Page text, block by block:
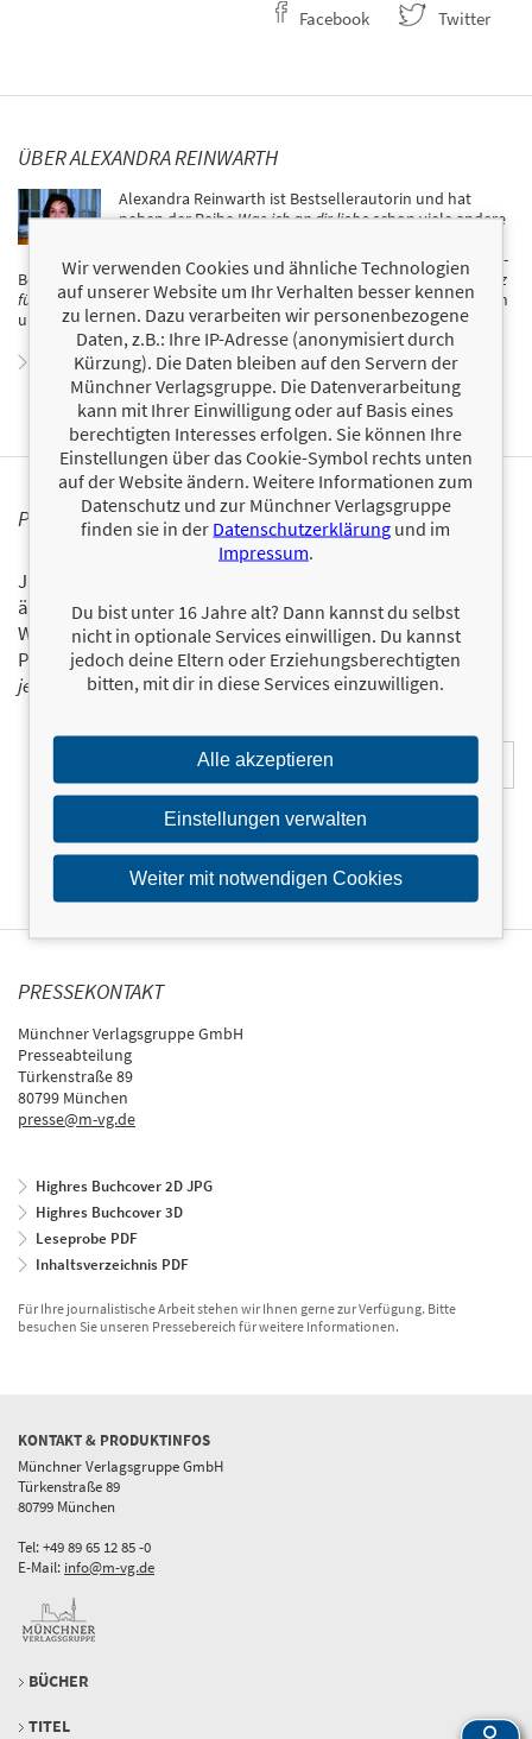
Facebook Twitter
ÜBER ALEXANDRA REINWARTH
Alexandra Reinwarth ist Bestsellerautorin und hat
neben der ReiheWas ich an dir liebeschon viele andere
geschrieben. Dazu gehören auch die aktuellenSPIEGEL -
Bestseller Am Arsch vorbei geht auch ein Wegund Das Leben ist zu kurz
für später . Sie lebt mit ihrer Familie in Valencia, wo sie als Produzentin
und Autorin tätig ist.
Zum Profil von Alexandra Reinwarth
PERSONALISIERTE PRODUKTINFORMATIONEN
Ja, ich will über interessante Neuerscheinungen und
ähnliche Produkte informiert werden.
Wir halten Sie per E-Mail auf dem aktuellen Stand über das
Programm der Münchner Verlagsgruppe.Tragen Sie sich
jetzt ein!
PRESSEKONTAKT
Münchner Verlagsgruppe GmbH
Presseabteilung
Türkenstraße 89
80799 München
presse@m-vg.de
Highres Buchcover 2D JPG
Highres Buchcover 3D
Leseprobe PDF
Inhaltsverzeichnis PDF
Für Ihre journalistische Arbeit stehen wir Ihnen gerne zur Verfügung. Bitte
besuchen Sie unseren Pressebereich für weitere Informationen.
KONTAKT & PRODUKTINFOS
Münchner Verlagsgruppe GmbH
Türkenstraße 89
80799 München
Tel: +49 89 65 12 85 -0
E-Mail: info@m-vg.de
BÜCHER
TITEL
Wir verwenden Cookies und ähnliche Technologien
auf unserer Website um Ihr Verhalten besser kennen
zu lernen. Dazu verarbeiten wir personenbezogene
Daten, z.B.: Ihre IP-Adresse (anonymisiert durch
Kürzung). Die Daten bleiben auf den Servern der
Münchner Verlagsgruppe. Die Datenverarbeitung
kann mit Ihrer Einwilligung oder auf Basis eines
berechtigten Interesses erfolgen. Sie können Ihre
Einstellungen über das Cookie-Symbol rechts unten
auf der Website ändern. Weitere Informationen zum
Datenschutz und zur Münchner Verlagsgruppe
finden sie in der Datenschutzerklärung und im
Impressum.
Du bist unter 16 Jahre alt? Dann kannst du selbst
nicht in optionale Services einwilligen. Du kannst
jedoch deine Eltern oder Erziehungsberechtigten
bitten, mit dir in diese Services einzuwilligen.
Alle akzeptieren
Einstellungen verwalten
Weiter mit notwendigen Cookies